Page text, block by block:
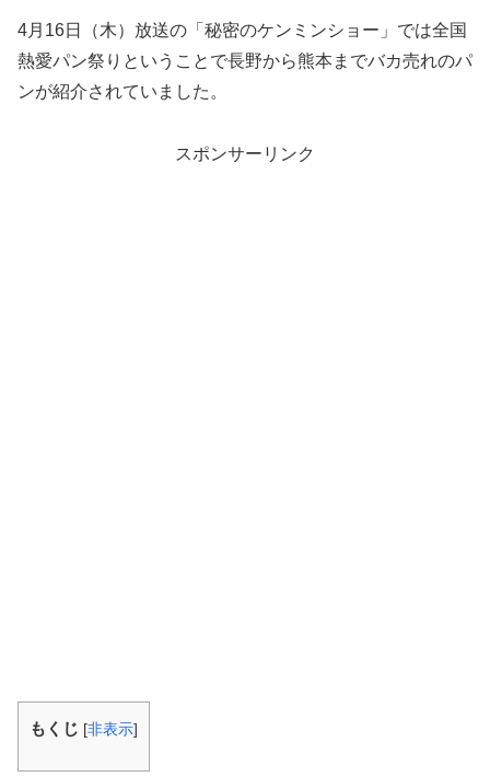
4月16日（木）放送の「秘密のケンミンショー」では全国
熱愛パン祭りということで長野から熊本までバカ売れのパ
ンが紹介されていました。
スポンサーリンク
もくじ [非表示]